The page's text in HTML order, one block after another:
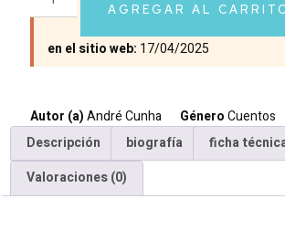
AGREGAR AL
en el sitio web: 17/04/2025
Autor (a)André Cunha GéneroCuentos
Descripción
biografía
ficha
Valoraciones (0)